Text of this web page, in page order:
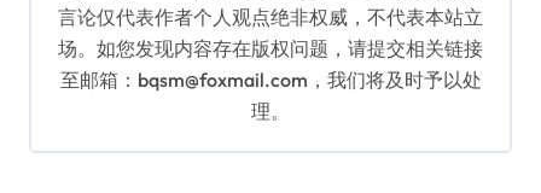
言论仅代表作者个人观点绝非权威，不代表本站立
场。如您发现内容存在版权问题，请提交相关链接
至邮箱：bqsm@foxmail.com，我们将及时予以处
理。